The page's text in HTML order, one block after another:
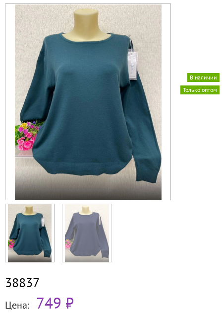
Только оптом
В наличии
38837
Цена: 749 ₽